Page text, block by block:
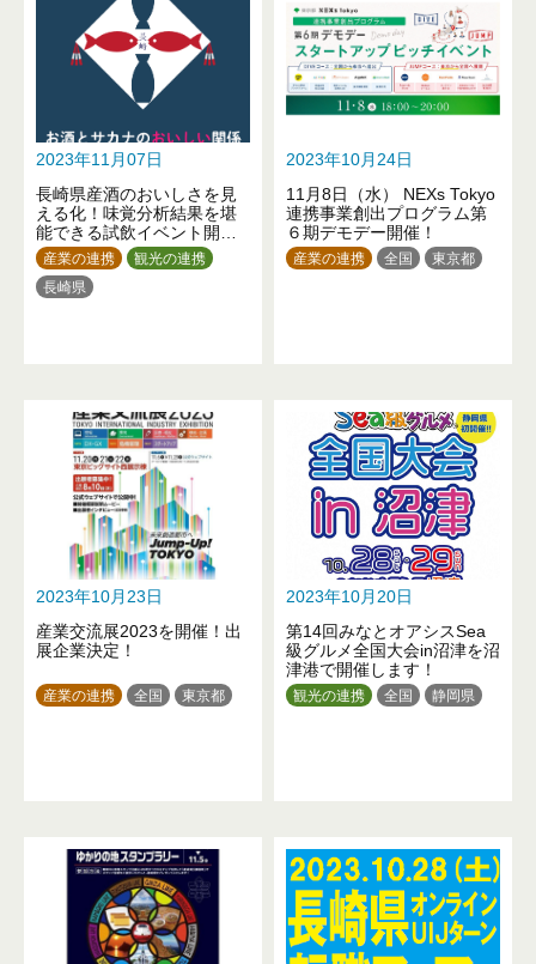
2023年11月07日
長崎県産酒のおいしさを見
える化！味覚分析結果を堪
能できる試飲イベント開
催！
産業の連携
観光の連携
長崎県
2023年10月24日
11月8日（水） NEXs Tokyo
連携事業創出プログラム第
６期デモデー開催！
産業の連携 全国 東京都
2023年10月23日
産業交流展2023を開催！出
展企業決定！
産業の連携 全国 東京都
2023年10月20日
第14回みなとオアシスSea
級グルメ全国大会in沼津を沼
津港で開催します！
観光の連携 全国 静岡県